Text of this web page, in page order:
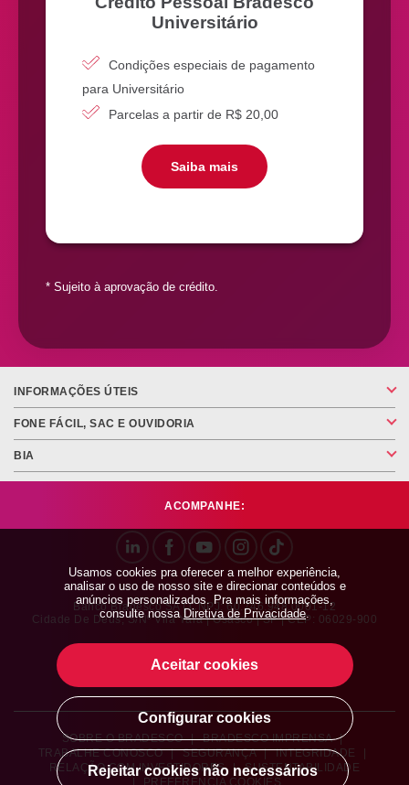
Universitário
Condições especiais de pagamento
para Universitário
Parcelas a partir de R$ 20,00
Saiba mais
* Sujeito à aprovação de crédito.
Usamos cookies pra oferecer a melhor experiência,
analisar o uso de nosso site e direcionar conteúdos e
anúncios personalizados. Pra mais informações,
consulte nossaDiretiva de Privacidade.
Rejeitar cookies não necessários
Configurar cookies
Aceitar cookies
INFORMAÇÕES ÚTEIS
FONE FÁCIL, SAC E OUVIDORIA
BIA
ACOMPANHE:
Banco Bradesco SA | CNPJ: 60.746.948.0001-12
Cidade De Deus, S/nº Vila Yara | Osasco | SP | CEP: 06029-900
SOBRE O BRADESCO | BRADESCO IMPRENSA |
TRABALHE CONOSCO | SEGURANÇA | INTEGRIDADE
RELAÇÃO COM INVESTIDORES |
SUSTENTABILIDADE
PREFERÊNCIA COOKIES